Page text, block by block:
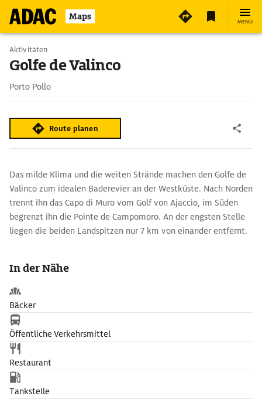
Maps MENÜ
Aktivitäten
Golfe de Valinco
Porto Pollo
Route planen
Das milde Klima und die weiten Strände machen den Golfe de
Valinco zum idealen Baderevier an der Westküste. Nach Norden
trennt ihn das Capo di Muro vom Golf von Ajaccio, im Süden
begrenzt ihn die Pointe de Campomoro. An der engsten Stelle
liegen die beiden Landspitzen nur 7 km von einander entfernt.
Blau zu den Cathedrales genannten Felsspitzen.
In der Nähe
Bäcker
Öffentliche Verkehrsmittel
Restaurant
Tankstelle